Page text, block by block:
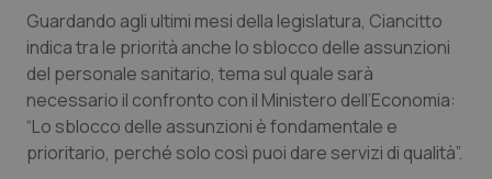
Guardando agli ultimi mesi della legislatura, Ciancitto
indica tra le priorità anche lo sblocco delle assunzioni
del personale sanitario, tema sul quale sarà
necessario il confronto con il Ministero dell’Economia:
“Lo sblocco delle assunzioni è fondamentale e
prioritario, perché solo così puoi dare servizi di qualità”.